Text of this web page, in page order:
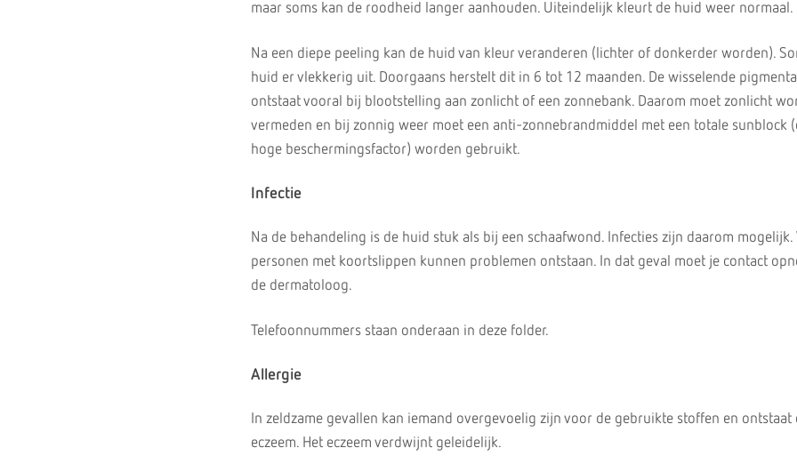
maar soms kan de roodheid langer aanhouden. Uiteindelijk kleurt de huid weer normaal.
Na een diepe peeling kan de huid van kleur veranderen (lichter of donkerder worden).
huid er vlekkerig uit. Doorgaans herstelt dit in 6 tot 12 maanden. De wisselende
ontstaat vooral bij blootstelling aan zonlicht of een zonnebank. Daarom moet zonlicht
vermeden en bij zonnig weer moet een anti-zonnebrandmiddel met een totale sunblock
hoge beschermingsfactor) worden gebruikt.
Infectie
Na de behandeling is de huid stuk als bij een schaafwond. Infecties zijn daarom mogelijk.
personen met koortslippen kunnen problemen ontstaan. In dat geval moet je contact
de dermatoloog.
Telefoonnummers staan onderaan in deze folder.
Allergie
In zeldzame gevallen kan iemand overgevoelig zijn voor de gebruikte stoffen en ontstaat
eczeem. Het eczeem verdwijnt geleidelijk.